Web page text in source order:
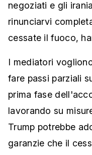
negoziati e gli
rinunciarvi
cessate il fuoco,
I mediatori
fare passi parziali
prima fase
lavorando su
Trump potrebbe
garanzie che il